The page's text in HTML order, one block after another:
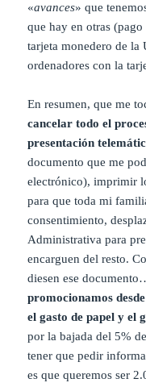
«avances» que
que hay en otras
tarjeta monedero de
ordenadores con la
En resumen, que me
cancelar todo el
presentación
documento que me
electrónico), imprimir
para que toda mi
consentimiento,
Administrativa para
encarguen del resto.
diesen ese
promocionamos
el gasto de papel y el
por la bajada del 5%
tener que pedir
es que queremos ser